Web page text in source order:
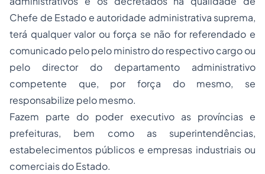
Chefe de Estado e autoridade administrativa suprema,
terá qualquer valor ou força se não for referendado e
comunicado pelo pelo ministro do respectivo cargo ou
pelo director do departamento administrativo
competente que, por força do mesmo, se
responsabilize pelo mesmo.
Fazem parte do poder executivo as províncias e
prefeituras, bem como as superintendências,
estabelecimentos públicos e empresas industriais ou
comerciais do Estado.